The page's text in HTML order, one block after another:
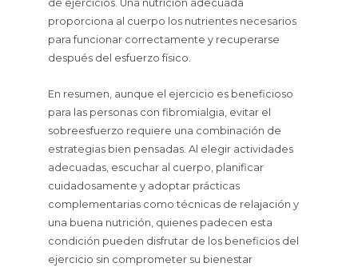
de ejercicios. Una nutrición adecuada
proporciona al cuerpo los nutrientes necesarios
para funcionar correctamente y recuperarse
después del esfuerzo físico.
En resumen, aunque el ejercicio es beneficioso
para las personas con fibromialgia, evitar el
sobreesfuerzo requiere una combinación de
estrategias bien pensadas. Al elegir actividades
adecuadas, escuchar al cuerpo, planificar
cuidadosamente y adoptar prácticas
complementarias como técnicas de relajación y
una buena nutrición, quienes padecen esta
condición pueden disfrutar de los beneficios del
ejercicio sin comprometer su bienestar